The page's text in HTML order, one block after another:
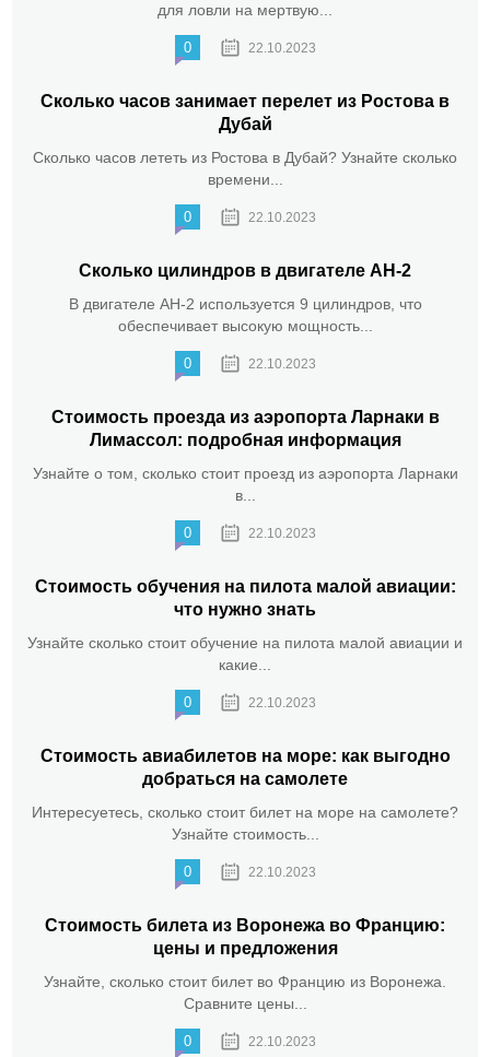
для ловли на мертвую...
0 22.10.2023
Сколько часов занимает перелет из Ростова в
Дубай
Сколько часов лететь из Ростова в Дубай? Узнайте сколько
времени...
0 22.10.2023
Сколько цилиндров в двигателе АН-2
В двигателе АН-2 используется 9 цилиндров, что
обеспечивает высокую мощность...
0 22.10.2023
Стоимость проезда из аэропорта Ларнаки в
Лимассол: подробная информация
Узнайте о том, сколько стоит проезд из аэропорта Ларнаки
в...
0 22.10.2023
Стоимость обучения на пилота малой авиации:
что нужно знать
Узнайте сколько стоит обучение на пилота малой авиации и
какие...
0 22.10.2023
Стоимость авиабилетов на море: как выгодно
добраться на самолете
Интересуетесь, сколько стоит билет на море на самолете?
Узнайте стоимость...
0 22.10.2023
Стоимость билета из Воронежа во Францию:
цены и предложения
Узнайте, сколько стоит билет во Францию из Воронежа.
Сравните цены...
0 22.10.2023